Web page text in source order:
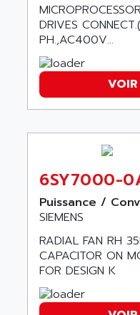
SIMATIC
ACS
LCD
SBS
PS316
RPX
PB 300 / PB
SMC35
SCALANCE
SMC40
SCM50
BKD
ALSTHOM
ALSTOM
ALTECH
ALTER
ALTIVAR
ALTRONICS
ALTRONIX
ALUTRON
ALX
AMADA
AMAN
AMAREX
AMBERSIL
DRIVES
PH.,AC400V...
6SY7000-
Puissance /
SIEMENS
RADIAL FAN RH
CAPACITOR ON
FOR DESIGN K